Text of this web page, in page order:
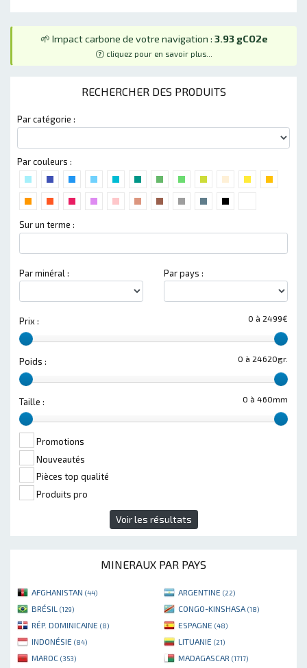
🌱 Impact carbone de votre navigation : 3.93 gCO2e
cliquez pour en savoir plus...
RECHERCHER DES PRODUITS
Par catégorie :
Par couleurs :
Sur un terme :
Par minéral : Par pays :
0 à 2499€
Prix :
0 à 24620gr.
Poids :
0 à 460mm
Taille :
Promotions
Nouveautés
Pièces top qualité
Produits pro
Voir les résultats
MINERAUX PAR PAYS
AFGHANISTAN (44) ARGENTINE (22)
BRÉSIL (129) CONGO-KINSHASA (18)
RÉP. DOMINICAINE (8) ESPAGNE (48)
INDONÉSIE (84) LITUANIE (21)
MAROC (353) MADAGASCAR (1717)